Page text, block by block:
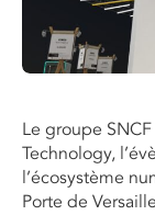
Le groupe
Technology,
l’écosystème
Porte de